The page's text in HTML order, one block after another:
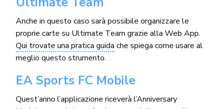
Anche in questo caso sarà possibile organizzare le
proprie carte su Ultimate Team grazie alla Web App.
Qui trovate una pratica guida che spiega come usare al
meglio questo strumento.
EA Sports FC Mobile
Quest’anno l’applicazione riceverà l’Anniversary